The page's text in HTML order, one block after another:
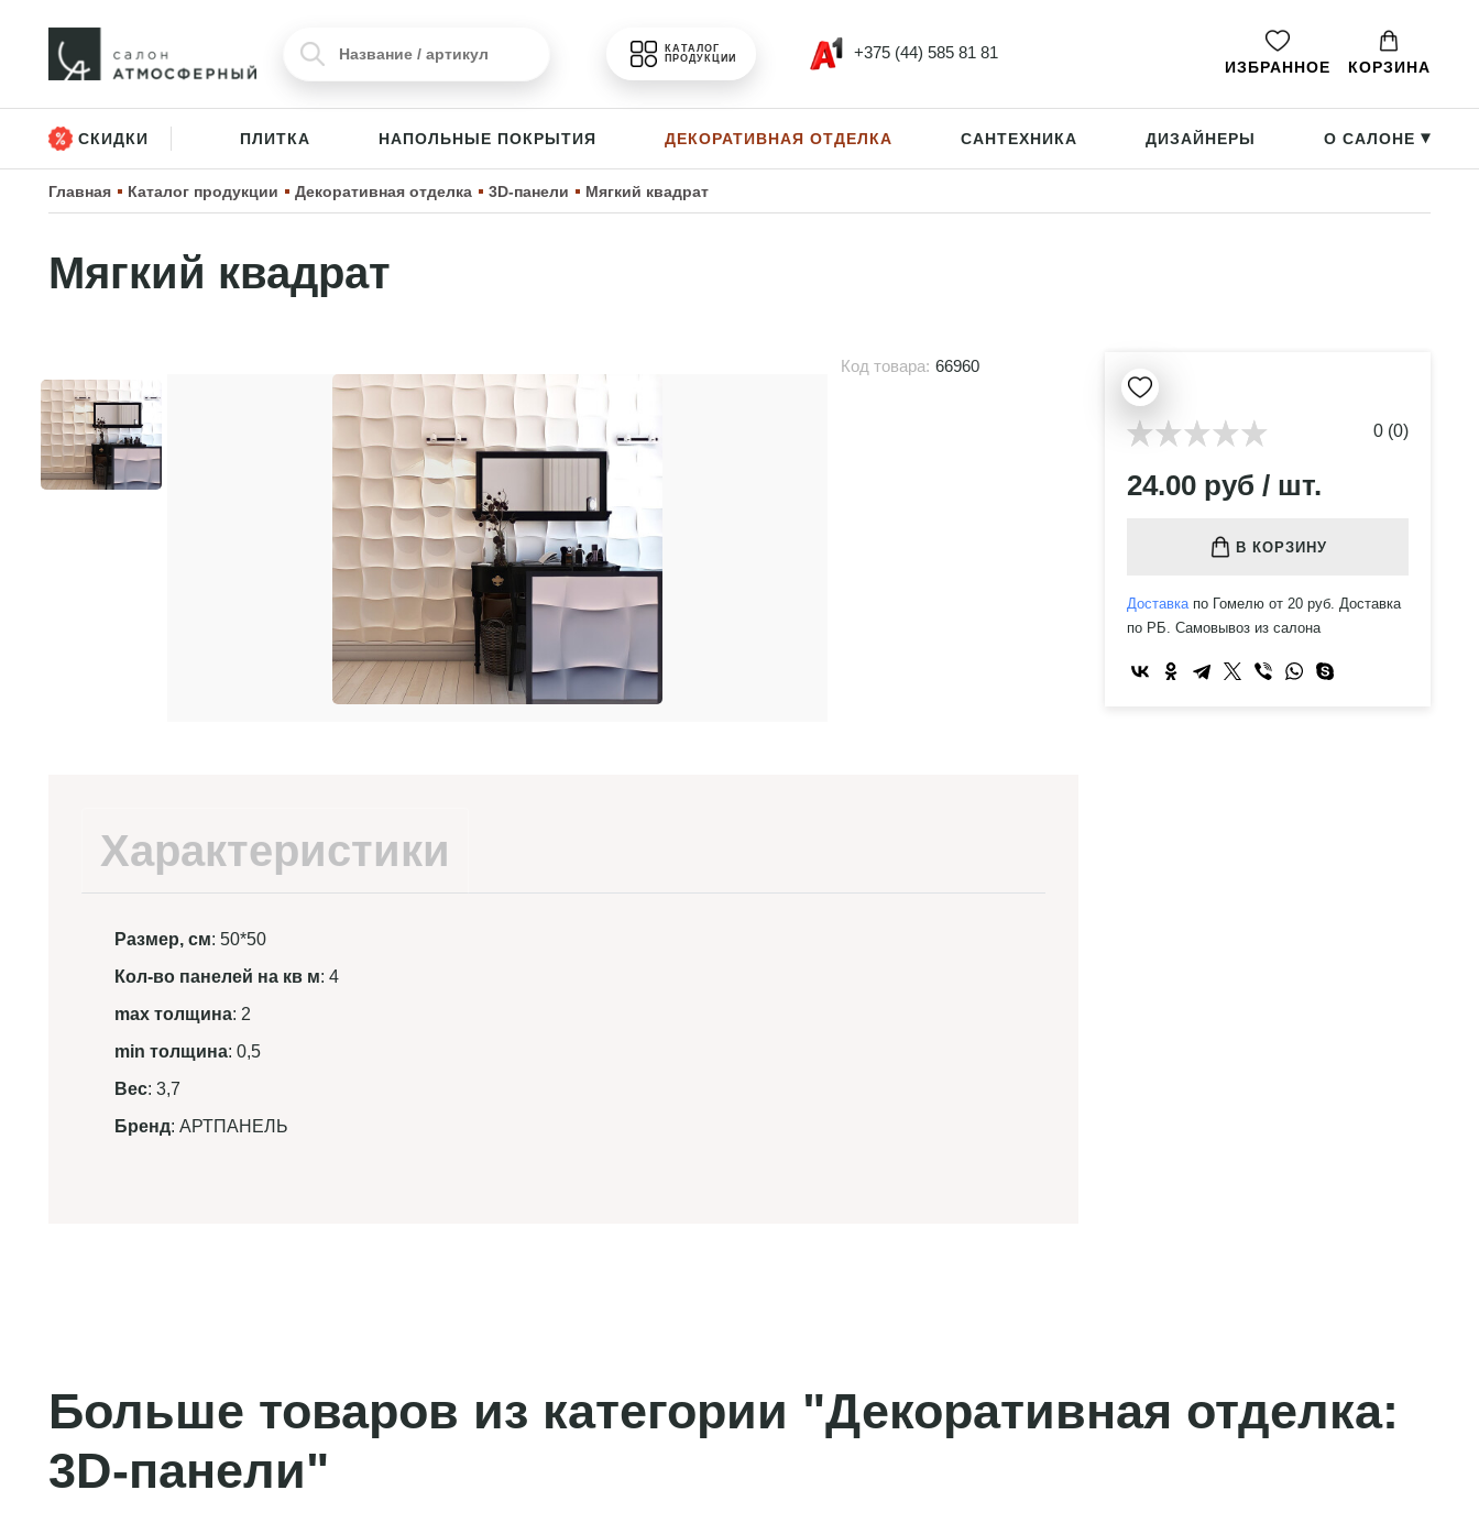
КАТАЛОГ
ПРОДУКЦИИ
+375 (44) 585 81 81
ИЗБРАННОЕ КОРЗИНА
СКИДКИ ПЛИТКА НАПОЛЬНЫЕ ПОКРЫТИЯ ДЕКОРАТИВНАЯ ОТДЕЛКА САНТЕХНИКА ДИЗАЙНЕРЫ О САЛОНЕ ▸
Главная Каталог продукции Декоративная отделка 3D-панели Мягкий квадрат
Мягкий квадрат
Код товара: 66960
Характеристики
Размер, см: 50*50
Кол-во панелей на кв м: 4
max толщина: 2
min толщина: 0,5
Вес: 3,7
Бренд: АРТПАНЕЛЬ
0 (0)
24.00 руб / шт.
В КОРЗИНУ
Доставкапо Гомелю от 20 руб. Доставка
по РБ. Самовывоз из салона
Больше товаров из категории "Декоративная отделка:
3D-панели"